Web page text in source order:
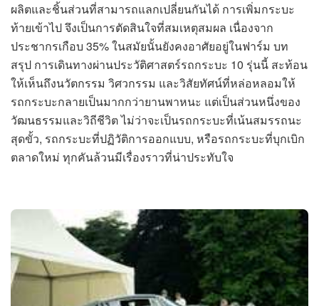
ผลิตและชิ้นส่วนที่สามารถแลกเปลี่ยนกันได้ การเพิ่มกระบะ
ท้ายเข้าไป จึงเป็นการตัดสินใจที่สมเหตุสมผล เนื่องจาก
ประชากรเกือบ 35% ในสมัยนั้นยังคงอาศัยอยู่ในฟาร์ม บท
สรุป การเดินทางผ่านประวัติศาสตร์รถกระบะ 10 รุ่นนี้ สะท้อน
ให้เห็นถึงนวัตกรรม วิศวกรรม และวิสัยทัศน์ที่หล่อหลอมให้
รถกระบะกลายเป็นมากกว่ายานพาหนะ แต่เป็นส่วนหนึ่งของ
วัฒนธรรมและวิถีชีวิต ไม่ว่าจะเป็นรถกระบะที่เน้นสมรรถนะ
สุดขั้ว, รถกระบะที่ปฏิวัติการออกแบบ, หรือรถกระบะที่บุกเบิก
ตลาดใหม่ ทุกคันล้วนมีเรื่องราวที่น่าประทับใจ